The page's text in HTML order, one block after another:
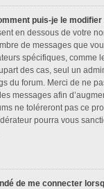
puis-je le modifier
en dessous de votre
de messages que
spécifiques, comme
des cas, seul un
du forum. Merci de ne
messages afin
ne toléreront pas ce
pourra vous
de me connecter